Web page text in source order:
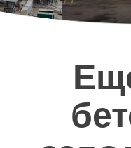
Новости
Наши
заказчики